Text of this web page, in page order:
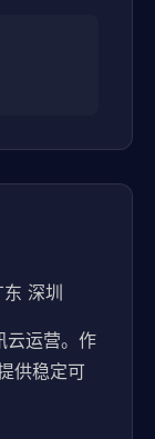
深圳
云运营。作
供稳定可